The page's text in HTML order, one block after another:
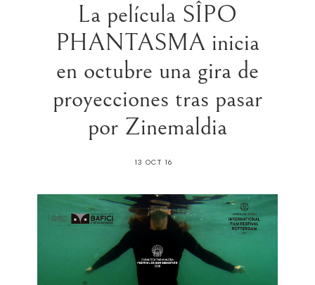
La película SÎPO
PHANTASMA inicia
en octubre una gira de
proyecciones tras pasar
por Zinemaldia
13 OCT 16